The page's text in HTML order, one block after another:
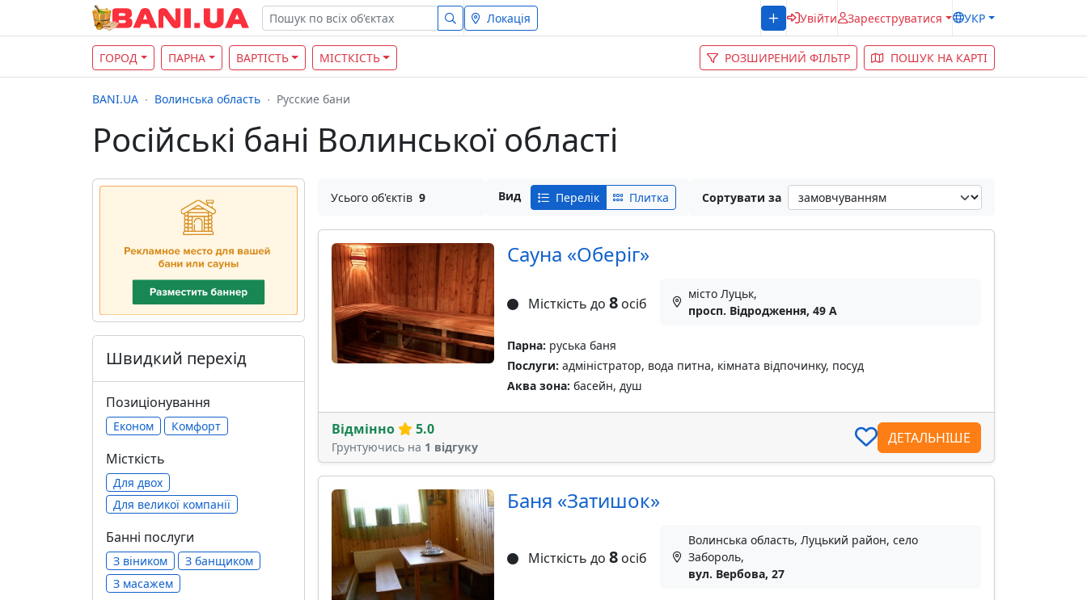
Локація Увійти Зареєструватися УКР
ГОРОД ПАРНА ВАРТІСТЬ МІСТКІСТЬ РОЗШИРЕНИЙ ФІЛЬТР ПОШУК НА КАРТІ
BANI.UA Волинська область Русские бани
Російські бані Волинської області
Усього об'єктів 9 Вид Перелік Плитка Сортувати за
Сауна «Оберіг»
Місткість до 8осіб
місто Луцьк,
просп. Відродження, 49 А
Парна: руська баня
Послуги: адміністратор, вода питна, кімната відпочинку, посуд
Аква зона: басейн, душ
Відмінно 5.0
Грунтуючись на 1 відгуку
ДЕТАЛЬНІШЕ
Баня «Затишок»
Місткість до 8осіб
Волинська область, Луцький район, село
Забороль,
вул. Вербова, 27
Швидкий перехід
Позиціонування
Економ Комфорт
Місткість
Для двох
Для великої компанії
Банні послуги
З віником
З банщиком
З масажем